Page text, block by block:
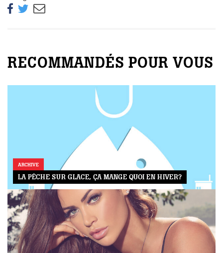
RECOMMANDÉS POUR VOUS
ARCHIVE
LA PÊCHE SUR GLACE, ÇA MANGE QUOI EN HIVER?